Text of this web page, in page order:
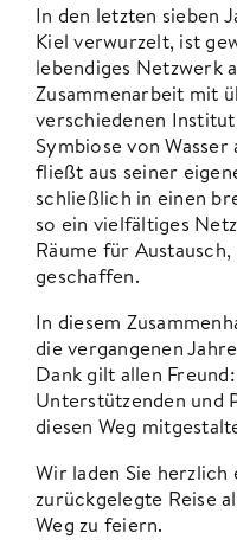
In den letzten sieben
Kiel verwurzelt, ist
lebendiges Netzwerk
Zusammenarbeit mit
verschiedenen
Symbiose von
fließt aus seiner
schließlich in einen
so ein vielfältiges
Räume für
geschaffen.
In diesem
die vergangenen
Dank gilt allen
Unterstützenden und
diesen Weg
Wir laden Sie
zurückgelegte Reise
Weg zu feiern.